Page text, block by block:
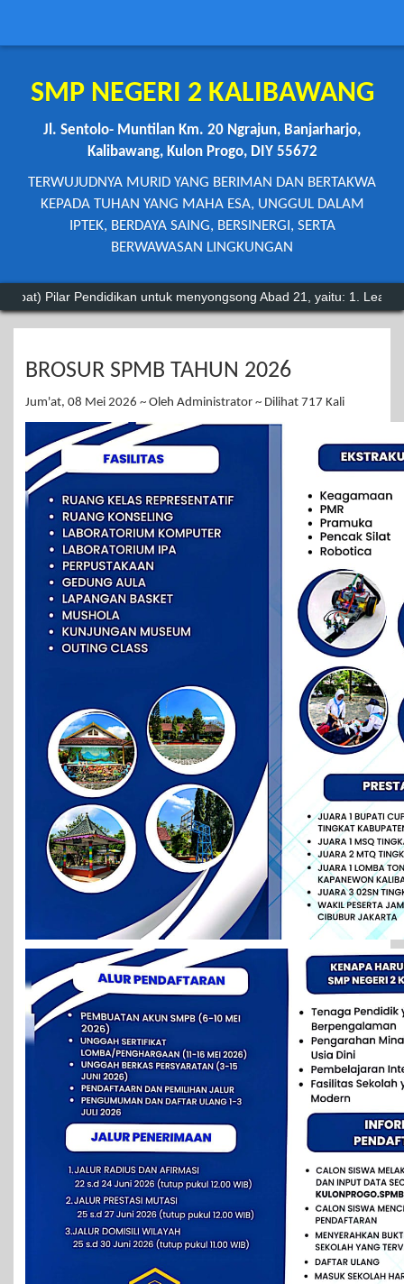
SMP NEGERI 2 KALIBAWANG
Jl. Sentolo- Muntilan Km. 20 Ngrajun, Banjarharjo,
Kalibawang, Kulon Progo, DIY 55672
TERWUJUDNYA MURID YANG BERIMAN DAN BERTAKWA
KEPADA TUHAN YANG MAHA ESA, UNGGUL DALAM
IPTEK, BERDAYA SAING, BERSINERGI, SERTA
BERWAWASAN LINGKUNGAN
untuk menyongsong Abad 21, yaitu: 1. Learning to How
BROSUR SPMB TAHUN 2026
Jum'at, 08 Mei 2026 ~ Oleh Administrator ~ Dilihat 717 Kali